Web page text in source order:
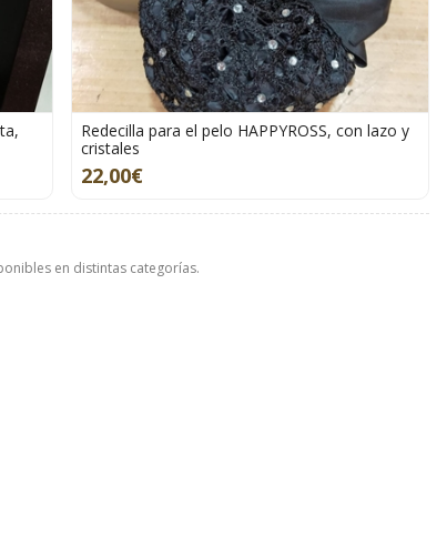
en distintas categorías.
Redecilla para el pelo HAPPYROSS, con lazo y
cristales
22,00€